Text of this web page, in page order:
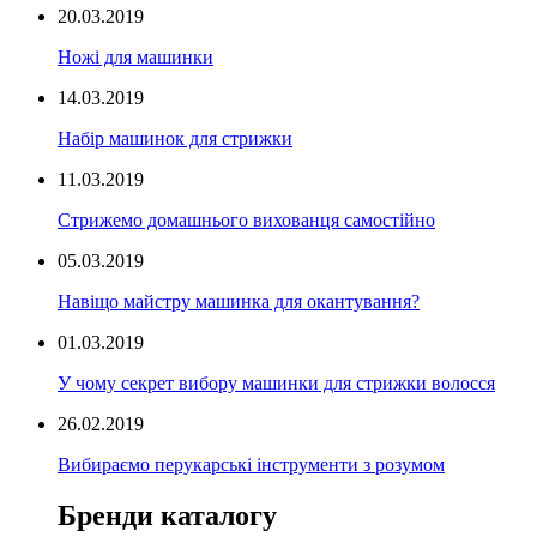
20.03.2019
Ножі для машинки
14.03.2019
Набір машинок для стрижки
11.03.2019
Стрижемо домашнього вихованця самостійно
05.03.2019
Навіщо майстру машинка для окантування?
01.03.2019
У чому секрет вибору машинки для стрижки волосся
26.02.2019
Вибираємо перукарські інструменти з розумом
Бренди каталогу